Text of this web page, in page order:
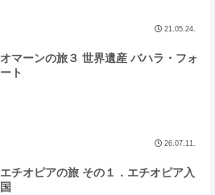
21.05.24.
オマーンの旅３ 世界遺産 バハラ・フォ
ート
26.07.11.
エチオピアの旅 その１．エチオピア入
国